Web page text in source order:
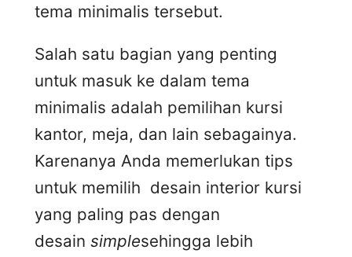
tema minimalis tersebut.
Salah satu bagian yang penting
untuk masuk ke dalam tema
minimalis adalah pemilihan kursi
kantor, meja, dan lain sebagainya.
Karenanya Anda memerlukan tips
untuk memilih desain interior kursi
yang paling pas dengan
desain simplesehingga lebih